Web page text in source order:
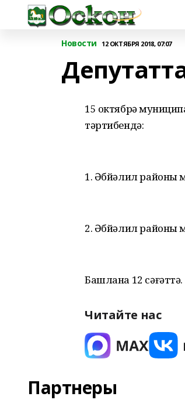
Новости 12 ОКТЯБРЯ 2018, 07:07
15 октябрҙә
тәртибендә:
1. Әбйәлил районы
2. Әбйәлил районы
Башлана 12 сәғәттә.
Читайте нас
Партнеры